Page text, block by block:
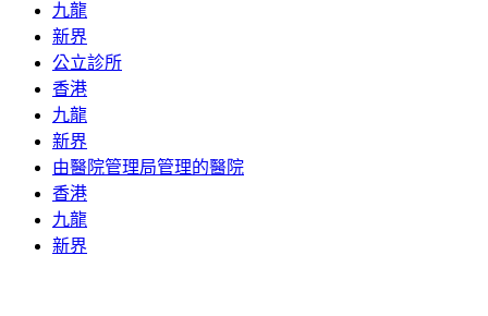
九龍
新界
公立診所
香港
九龍
新界
由醫院管理局管理的醫院
香港
九龍
新界